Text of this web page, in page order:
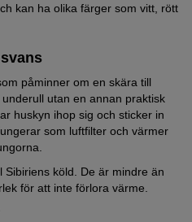
kan ha olika färger som vitt, rött
påminner om en skära till
utan en annan praktisk
huskyn ihop sig och sticker in
som luftfilter och värmer
köld. De är mindre än
för att inte förlora värme.